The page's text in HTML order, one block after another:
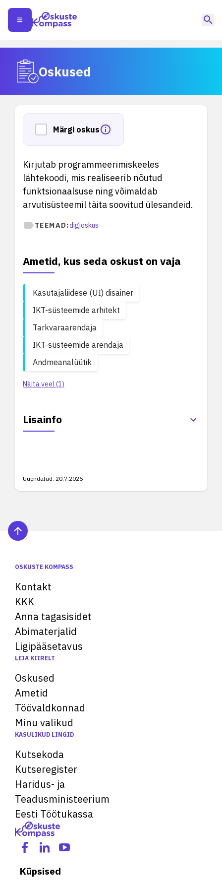
Oskused
Märgi oskus
Kirjutab programmeerimiskeeles
lähtekoodi, mis realiseerib nõutud
funktsionaalsuse ning võimaldab
arvutisüsteemil täita soovitud ülesandeid.
TEEMAD:digioskus
Ametid, kus seda oskust on vaja
Kasutajaliidese (UI) disainer
IKT-süsteemide arhitekt
Tarkvaraarendaja
IKT-süsteemide arendaja
Andmeanalüütik
Näita veel (1)
Lisainfo
Uuendatud: 20.7.2026
OSKUSTE KOMPASS
Kontakt
KKK
Anna tagasisidet
Abimaterjalid
Ligipääsetavus
LEIA KIIRELT
Oskused
Ametid
Töövaldkonnad
Minu valikud
KASULIKUD LINGID
Kutsekoda
Kutseregister
Haridus- ja
Teadusministeerium
Eesti Töötukassa
Küpsised